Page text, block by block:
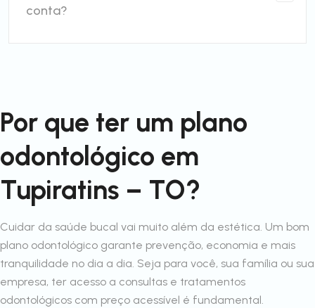
conta?
Por que ter um plano
odontológico em
Tupiratins – TO?
Cuidar da saúde bucal vai muito além da estética. Um bom
plano odontológico garante prevenção, economia e mais
tranquilidade no dia a dia. Seja para você, sua família ou sua
empresa, ter acesso a consultas e tratamentos
odontológicos com preço acessível é fundamental.